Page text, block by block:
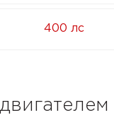
400 лс